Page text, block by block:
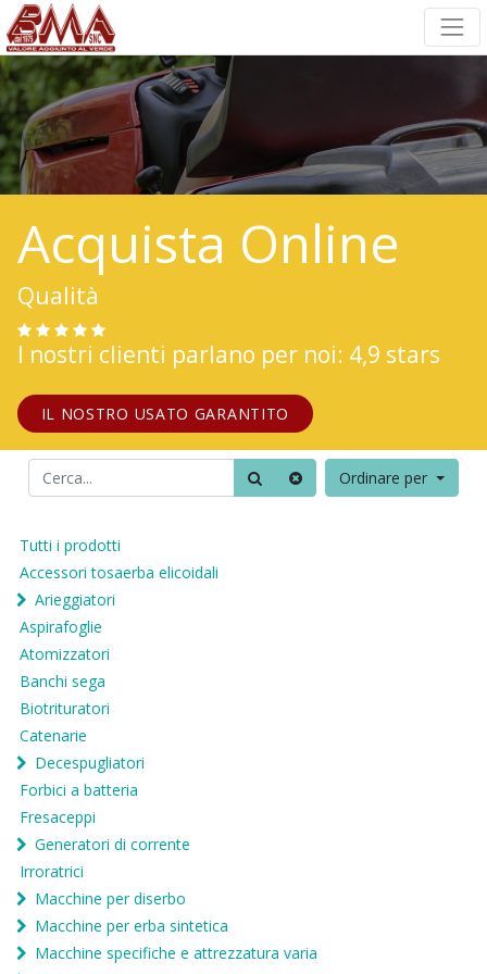
Acquista Online
Qualità
I nostri clienti parlano per noi: 4,9 stars
IL NOSTRO USATO GARANTITO
Ordinare per
Tutti i prodotti
Accessori tosaerba elicoidali
Arieggiatori
Aspirafoglie
Atomizzatori
Banchi sega
Biotrituratori
Catenarie
Decespugliatori
Forbici a batteria
Fresaceppi
Generatori di corrente
Irroratrici
Macchine per diserbo
Macchine per erba sintetica
Macchine specifiche e attrezzatura varia